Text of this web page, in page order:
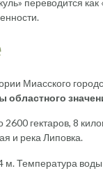
Миасского
областного
гектаров, 8
и река Липовка.
м. Температура